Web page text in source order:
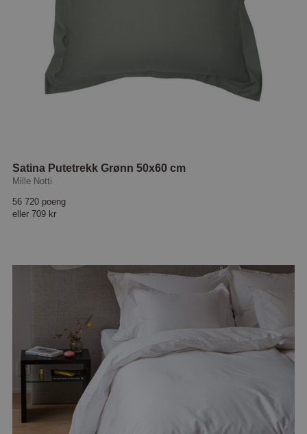
Satina Putetrekk Grønn 50x60 cm
Mille Notti
56 720 poeng
eller 709 kr